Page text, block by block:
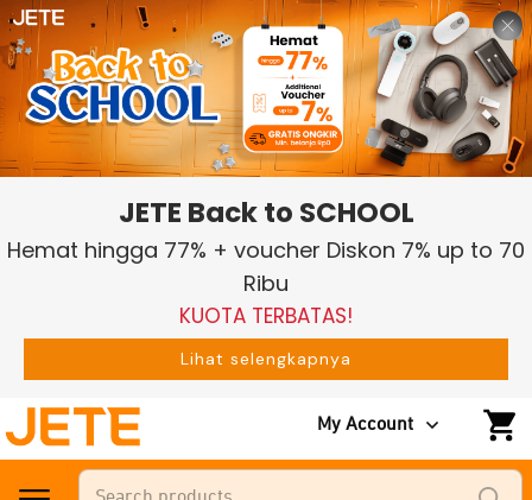
My Account
Search
JETE Back to SCHOOL
Hemat hingga 77% + voucher Diskon 7% up to 70
Ribu
KUOTA TERBATAS!
Lihat selengkapnya